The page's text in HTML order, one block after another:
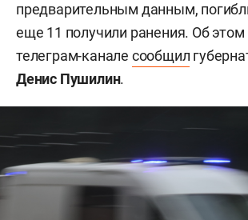
предварительным данным,
еще 11 получили ранения. Об этом
телеграм-канале сообщил
Денис Пушилин.